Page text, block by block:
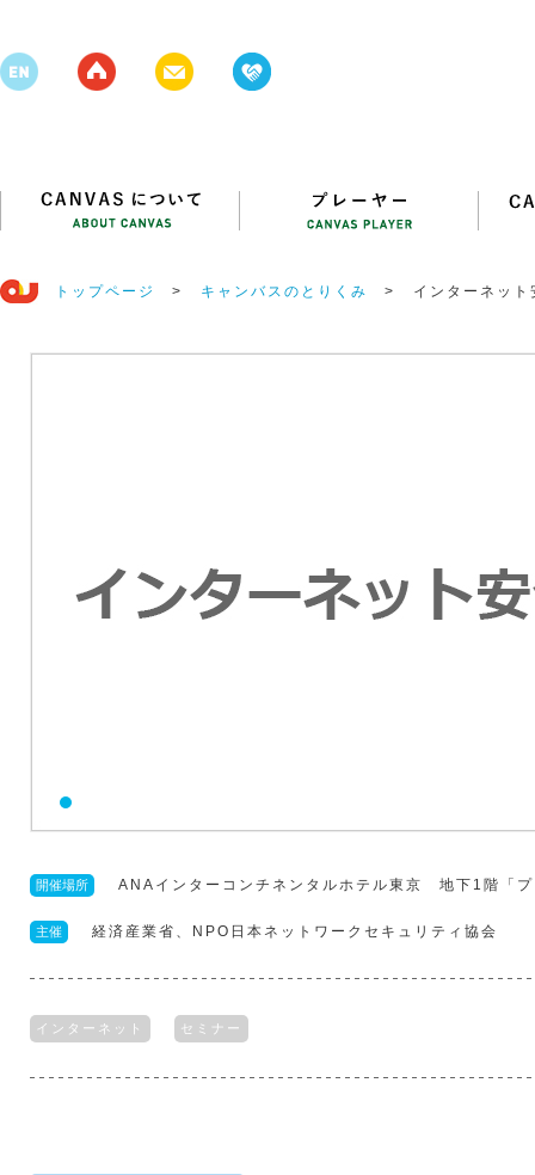
トップページ > キャンバスのとりくみ > インターネット
開催場所 ANAインターコンチネンタルホテル東京 地下1階「
主催 経済産業省、NPO日本ネットワークセキュリティ協会
インターネット セミナー